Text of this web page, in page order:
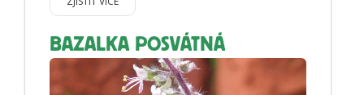
BAZALKA POSVÁTNÁ